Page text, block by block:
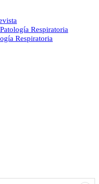
Respiratoria
Respiratoria